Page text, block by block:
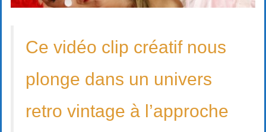
Ce vidéo clip créatif nous
plonge dans un univers
retro vintage à l’approche